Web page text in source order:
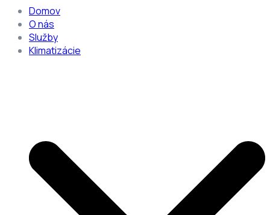
Domov
O nás
Služby
Klimatizácie